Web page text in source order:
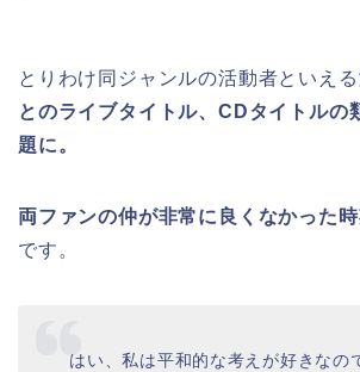
とりわけ同ジャンルの活動者といえる
とのライブタイトル、CDタイトルの
題に。
両ファンの仲が非常に良くなかった
です。
はい、私は平和的な考えが好きなの